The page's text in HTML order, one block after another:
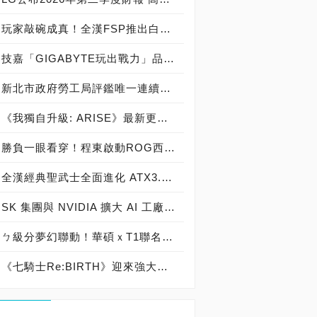
玩家敲碗成真！全漢FSP推出白色 VITA PM MIT 1000W 靜音電源純白上市！ MIT 白金電源首度披上純白戰袍，支援 ATX 3.1、PCIe 5.1，10年保固！
技嘉「GIGABYTE玩出戰力」品牌活動8/3讓玩家「找到專屬配備」
新北市政府勞工局評鑑唯一連續三年獲獎企業！ 宏正三度榮膺新北市政府<友善移工企業>殊榮
《我獨自升級: ARISE》最新更新 成振宇覺醒闇影君主繼承者
勝負一眼看穿！程東啟動ROG西風之神 雙螢幕AI致勝全局
全漢經典聖武士全面進化 ATX3.1，價格不變！FSP VIC BD+ 電競入門最強銅牌電源！ ATX 3.1、全新壓紋線材、登錄享 5 年保固，打造新世代入門電競首選
SK 集團與 NVIDIA 擴大 AI 工廠與次世代記憶體策略合作 規模逾 5,000 億美元的 NVIDIA-SK AI 計畫（NVIDIA-SK AI Initiative）， 涵蓋 SK Telecom 最高達 2GW 的 AI 工廠，以及與 SK 海力士的長期 AI 記憶體合作
ㄅ級分夢幻聯動！華碩ｘT1聯名顯示卡全台盛大開賣
《七騎士Re:BIRTH》迎來強大的全新英雄[天劍]宣嵐 同步推出韓國主題劇情